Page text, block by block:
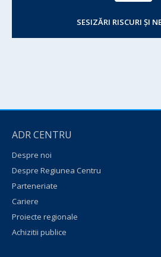
SESIZĂRI RISCURI ȘI
ADR CENTRU
Despre noi
Despre Regiunea Centru
Parteneriate
Cariere
Proiecte regionale
Achizitii publice